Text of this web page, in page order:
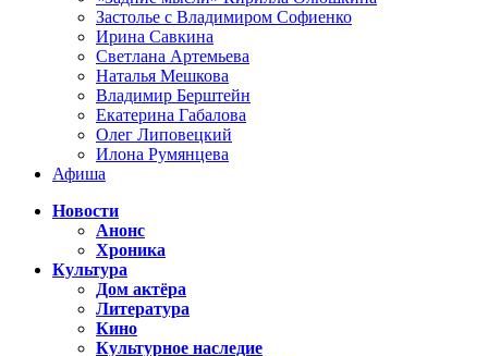
Застолье с Владимиром Софиенко
Ирина Савкина
Светлана Артемьева
Наталья Мешкова
Владимир Берштейн
Екатерина Габалова
Олег Липовецкий
Илона Румянцева
Афиша
Новости
Анонс
Хроника
Культура
Дом актёра
Литература
Кино
Культурное наследие